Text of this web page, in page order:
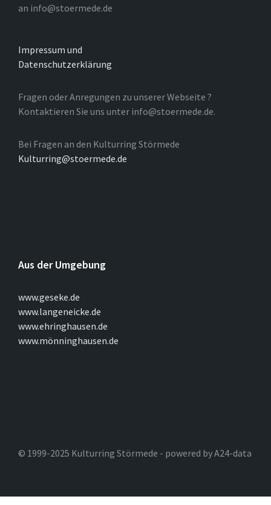
an info@stoermede.de
Impressum und
Datenschutzerklärung
Fragen oder Anregungen zu unserer Webseite ?
Kontaktieren Sie uns unter info@stoermede.de.
Bei Fragen an den Kulturring Störmede
Kulturring@stoermede.de
Aus der Umgebung
www.geseke.de
www.langeneicke.de
www.ehringhausen.de
www.mönninghausen.de
© 1999-2025 Kulturring Störmede - powered by A24-data